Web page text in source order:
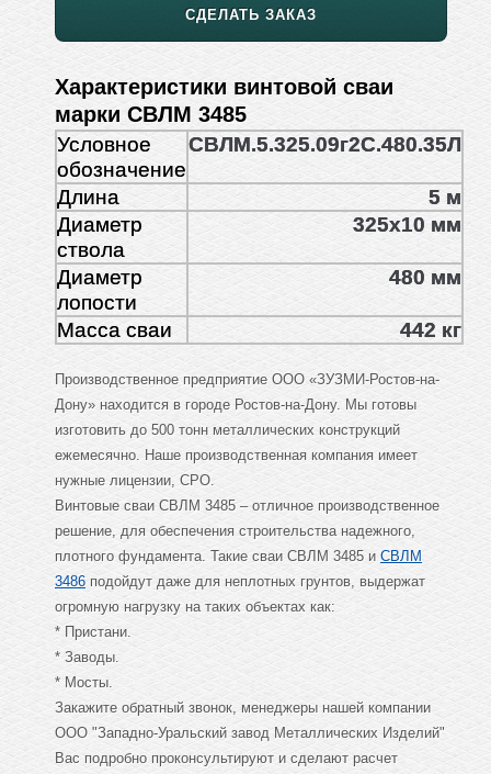
СДЕЛАТЬ ЗАКАЗ
Характеристики винтовой сваи
марки СВЛМ 3485
Условное
обозначение
СВЛМ.5.325.09г2С.480.35Л
Длина
5 м
Диаметр
ствола
325х10 мм
Диаметр
лопости
480 мм
Масса сваи 442 кг
Производственное предприятие ООО «ЗУЗМИ-Ростов-на-
Дону» находится в городе Ростов-на-Дону. Мы готовы
изготовить до 500 тонн металлических конструкций
ежемесячно. Наше производственная компания имеет
нужные лицензии, СРО.
Винтовые сваи СВЛМ 3485 – отличное производственное
решение, для обеспечения строительства надежного,
плотного фундамента. Такие сваи СВЛМ 3485 и СВЛМ
3486 подойдут даже для неплотных грунтов, выдержат
огромную нагрузку на таких объектах как:
* Пристани.
* Заводы.
* Мосты.
Закажите обратный звонок, менеджеры нашей компании
ООО "Западно-Уральский завод Металлических Изделий"
Вас подробно проконсультируют и сделают расчет